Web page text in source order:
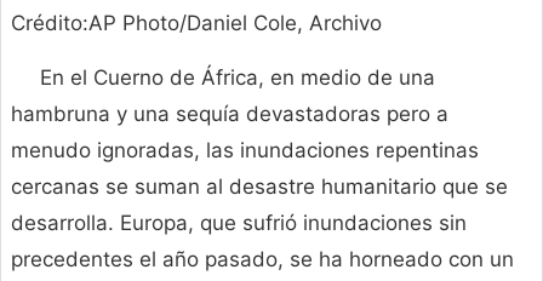
Crédito:AP Photo/Daniel Cole, Archivo
En el Cuerno de África, en medio de una
hambruna y una sequía devastadoras pero a
menudo ignoradas, las inundaciones repentinas
cercanas se suman al desastre humanitario que se
desarrolla. Europa, que sufrió inundaciones sin
precedentes el año pasado, se ha horneado con un